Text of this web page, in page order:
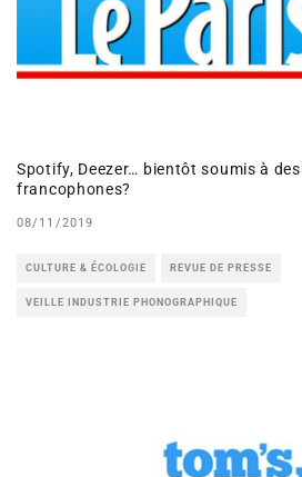
Spotify, Deezer… bientôt soumis à
francophones?
08/11/2019
CULTURE & ÉCOLOGIE REVUE DE PRESSE
VEILLE INDUSTRIE PHONOGRAPHIQUE